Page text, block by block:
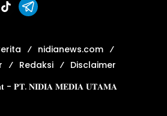
nidianews.com
Redaksi
Disclaimer
- 𝐏𝐓. 𝐍𝐈𝐃𝐈𝐀 𝐌𝐄𝐃𝐈𝐀 𝐔𝐓𝐀𝐌𝐀